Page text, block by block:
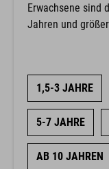
Erwachsene sind
Jahren und
1,5-3 JAHRE
5-7 JAHRE
AB 10 JAHREN